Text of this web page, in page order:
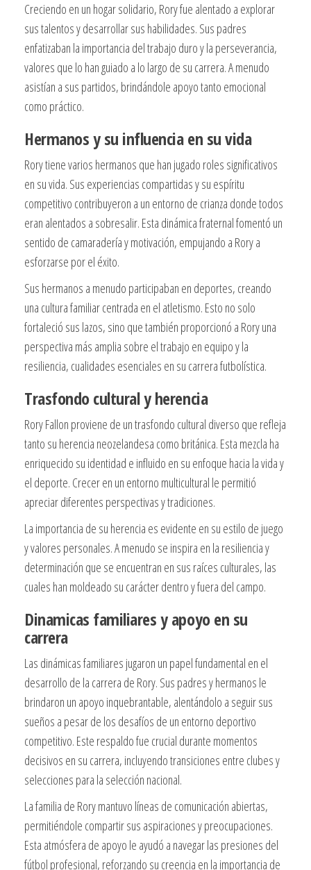
Creciendo en un hogar solidario, Rory fue alentado a explorar
sus talentos y desarrollar sus habilidades. Sus padres
enfatizaban la importancia del trabajo duro y la perseverancia,
valores que lo han guiado a lo largo de su carrera. A menudo
asistían a sus partidos, brindándole apoyo tanto emocional
como práctico.
Hermanos y su influencia en su vida
Rory tiene varios hermanos que han jugado roles significativos
en su vida. Sus experiencias compartidas y su espíritu
competitivo contribuyeron a un entorno de crianza donde todos
eran alentados a sobresalir. Esta dinámica fraternal fomentó un
sentido de camaradería y motivación, empujando a Rory a
esforzarse por el éxito.
Sus hermanos a menudo participaban en deportes, creando
una cultura familiar centrada en el atletismo. Esto no solo
fortaleció sus lazos, sino que también proporcionó a Rory una
perspectiva más amplia sobre el trabajo en equipo y la
resiliencia, cualidades esenciales en su carrera futbolística.
Trasfondo cultural y herencia
Rory Fallon proviene de un trasfondo cultural diverso que refleja
tanto su herencia neozelandesa como británica. Esta mezcla ha
enriquecido su identidad e influido en su enfoque hacia la vida y
el deporte. Crecer en un entorno multicultural le permitió
apreciar diferentes perspectivas y tradiciones.
La importancia de su herencia es evidente en su estilo de juego
y valores personales. A menudo se inspira en la resiliencia y
determinación que se encuentran en sus raíces culturales, las
cuales han moldeado su carácter dentro y fuera del campo.
Dinamicas familiares y apoyo en su
carrera
Las dinámicas familiares jugaron un papel fundamental en el
desarrollo de la carrera de Rory. Sus padres y hermanos le
brindaron un apoyo inquebrantable, alentándolo a seguir sus
sueños a pesar de los desafíos de un entorno deportivo
competitivo. Este respaldo fue crucial durante momentos
decisivos en su carrera, incluyendo transiciones entre clubes y
selecciones para la selección nacional.
La familia de Rory mantuvo líneas de comunicación abiertas,
permitiéndole compartir sus aspiraciones y preocupaciones.
Esta atmósfera de apoyo le ayudó a navegar las presiones del
fútbol profesional, reforzando su creencia en la importancia de